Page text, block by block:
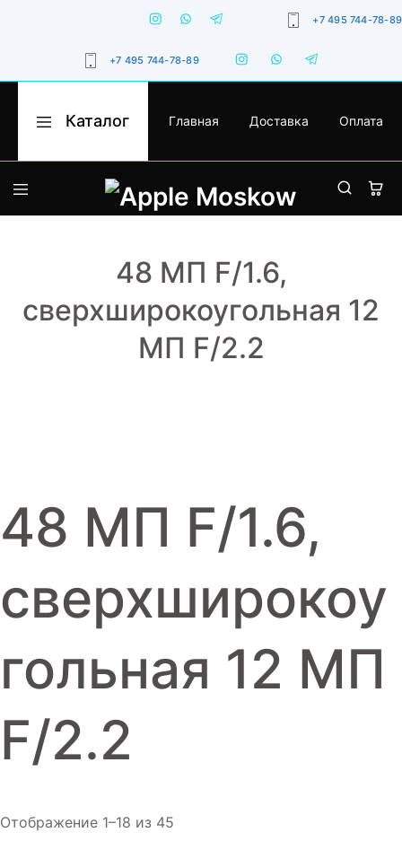
+7 495 744-78-89
+7 495 744-78-89
Apple
Оригинальная
гарантией,
доставкой
по
Каталог
Watch
Главная Доставка Оплата
48 МП F/1.6,
сверхширокоугольная 12
МП F/2.2
48 МП F/1.6,
сверхширокоу
гольная 12 МП
F/2.2
Отображение 1–18 из 45